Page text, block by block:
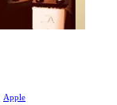
Apple